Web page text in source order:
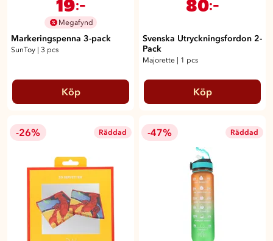
Megafynd
Markeringspenna 3-pack
SunToy | 3 pcs
Köp
Svenska Utryckningsfordon 2-
Pack
Majorette | 1 pcs
Köp
-26% Räddad -47% Räddad